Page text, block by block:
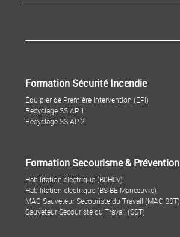
Formation Sécurité Incendie
Équipier de Première Intervention (EPI)
Recyclage SSIAP 1
Recyclage SSIAP 2
Formation Secourisme & Prévention
Habilitation électrique (B0H0v)
Habilitation électrique (BS-BE Manœuvre)
MAC Sauveteur Secouriste du Travail (MAC SST)
Sauveteur Secouriste du Travail (SST)